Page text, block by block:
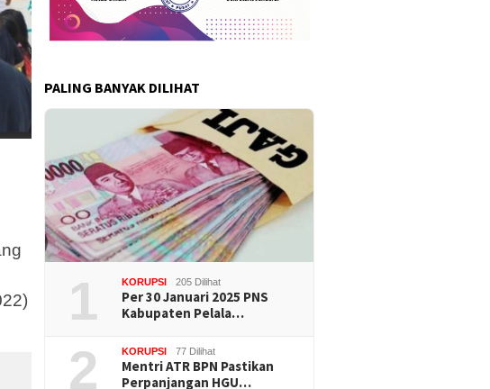
PALING BANYAK DILIHAT
1 KORUPSI 205 Dilihat
Per 30 Januari 2025 PNS
Kabupaten Pelala…
2 KORUPSI 77 Dilihat
Mentri ATR BPN Pastikan
Perpanjangan HGU…